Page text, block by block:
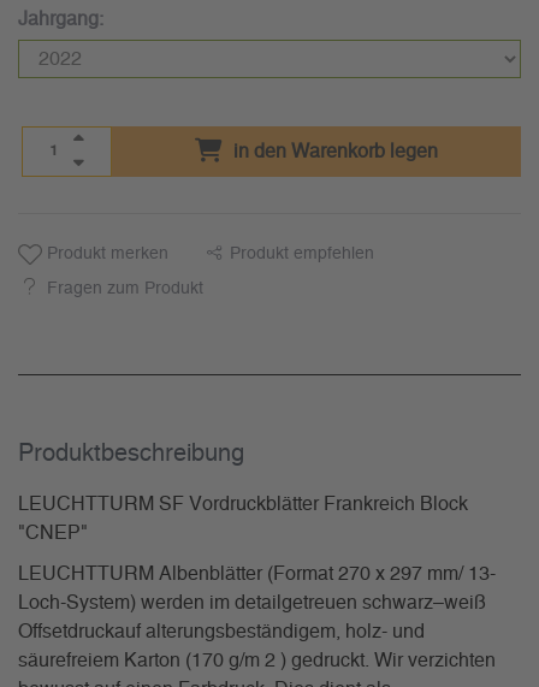
Jahrgang:
in den Warenkorb legen
Produkt merken Produkt empfehlen
Fragen zum Produkt
Produkt­beschreibung
LEUCHTTURM SF Vordruckblätter Frankreich Block
"CNEP"
LEUCHTTURM Albenblätter (Format 270 x 297 mm/ 13-
Loch-System) werden im detailgetreuen schwarz–weiß
Offsetdruckauf alterungsbeständigem, holz- und
säurefreiem Karton (170 g/m 2 ) gedruckt. Wir verzichten